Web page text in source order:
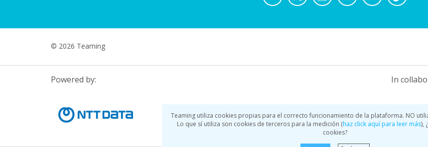
Teaming utiliza cookies propias para el correcto funcionamiento de la plataforma. NO
Lo que sí utiliza son cookies de terceros para la medición (haz click aquí para leer más),
cookies?
© 2026 Teaming
Powered by: In